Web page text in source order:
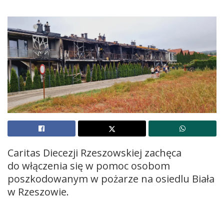
Caritas Diecezji Rzeszowskiej zachęca
do włączenia się w pomoc osobom
poszkodowanym w pożarze na osiedlu Biała
w Rzeszowie.